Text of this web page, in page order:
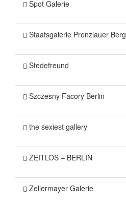
Spot Galerie
Staatsgalerie Prenzlauer Berg
Stedefreund
Szczesny Facory Berlin
the sexiest gallery
ZEITLOS – BERLIN
Zellermayer Galerie